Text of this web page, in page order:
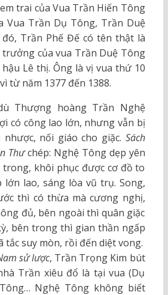
trai của Vua Trần Hiến Tông
Vua Trần Dụ Tông, Trần Duệ
Trần Phế Đế có tên thật là
trưởng của vua Trần Duệ Tông
Lê thị. Ông là vị vua thứ 10
từ năm 1377 đến 1388.
Thượng hoàng Trần Nghệ
có công lao lớn, nhưng vẫn bị
nối giáo cho giặc. Sách
Thưchép: Nghệ Tông dẹp yên
khôi phục được cơ đồ to
lớn lao, sáng lòa vũ trụ. Song,
thì có thừa mà cương nghị,
đủ, bên ngoài thì quân giặc
bên trong thì gian thần ngấp
tắc suy mòn, rồi đến diệt vong.
sử lược, Trần Trọng Kim bút
Trần xiêu đổ là tại vua (Dụ
Nghệ Tông không biết